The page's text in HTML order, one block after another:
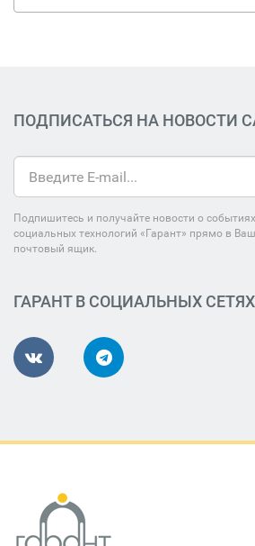
ПОДПИСАТЬСЯ НА НОВОСТИ
Подпишитесь и получайте новости о
социальных технологий «Гарант» прямо в
почтовый ящик.
ГАРАНТ В СОЦИАЛЬНЫХ СЕТЯХ